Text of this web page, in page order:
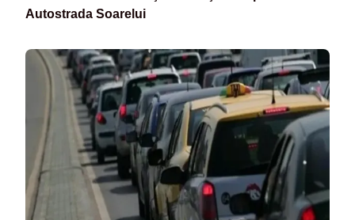
Autostrada Soarelui